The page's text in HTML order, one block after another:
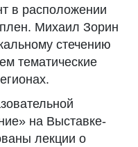
в расположении
Михаил Зорин
стечению
тематические
на Выставке-
лекции о